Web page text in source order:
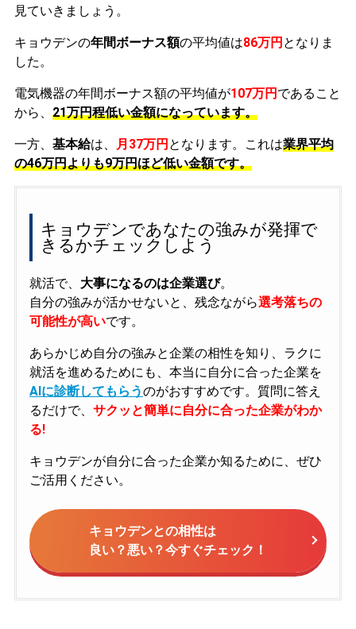
見ていきましょう。
キョウデンの年間ボーナス額の平均値は86万円 となりま
した。
電気機器の年間ボーナス額の平均値が107万円 であること
から、 21万円程低い金額になっています。
一方、 基本給は、 月37万円 となります。これは業界平均
の46万円よりも9万円ほど低い金額です。
キョウデンであなたの強みが発揮で
きるかチェックしよう
就活で、 大事になるのは企業選び。
自分の強みが活かせないと、残念ながら選考落ちの
可能性が高いです。
あらかじめ自分の強みと企業の相性を知り、ラクに
就活を進めるためにも、本当に自分に合った企業を
AIに診断してもらうのがおすすめです。質問に答え
るだけで、 サクッと簡単に自分に合った企業がわか
る!
キョウデンが自分に合った企業か知るために、ぜひ
ご活用ください。
キョウデンとの相性は
良い？悪い？今すぐチェック！